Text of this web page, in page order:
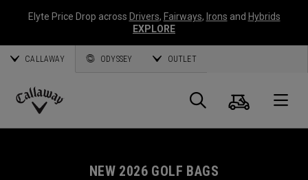
Elyte Price Drop across Drivers, Fairways, Irons and Hybrids
EXPLORE
CALLAWAY ODYSSEY OUTLET
Callaway
Suche
NEW 2026 GOLF BAGS